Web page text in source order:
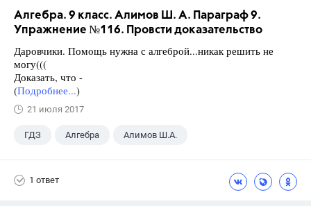
Алгебра. 9 класс. Алимов Ш. А. Параграф 9.
Упражнение №116. Провсти доказательство
Даровчики. Помощь нужна с алгеброй...никак решить не
могу(((
Доказать, что -
(Подробнее...)
21 июля 2017
ГДЗ Алгебра Алимов Ш.А.
1 ответ